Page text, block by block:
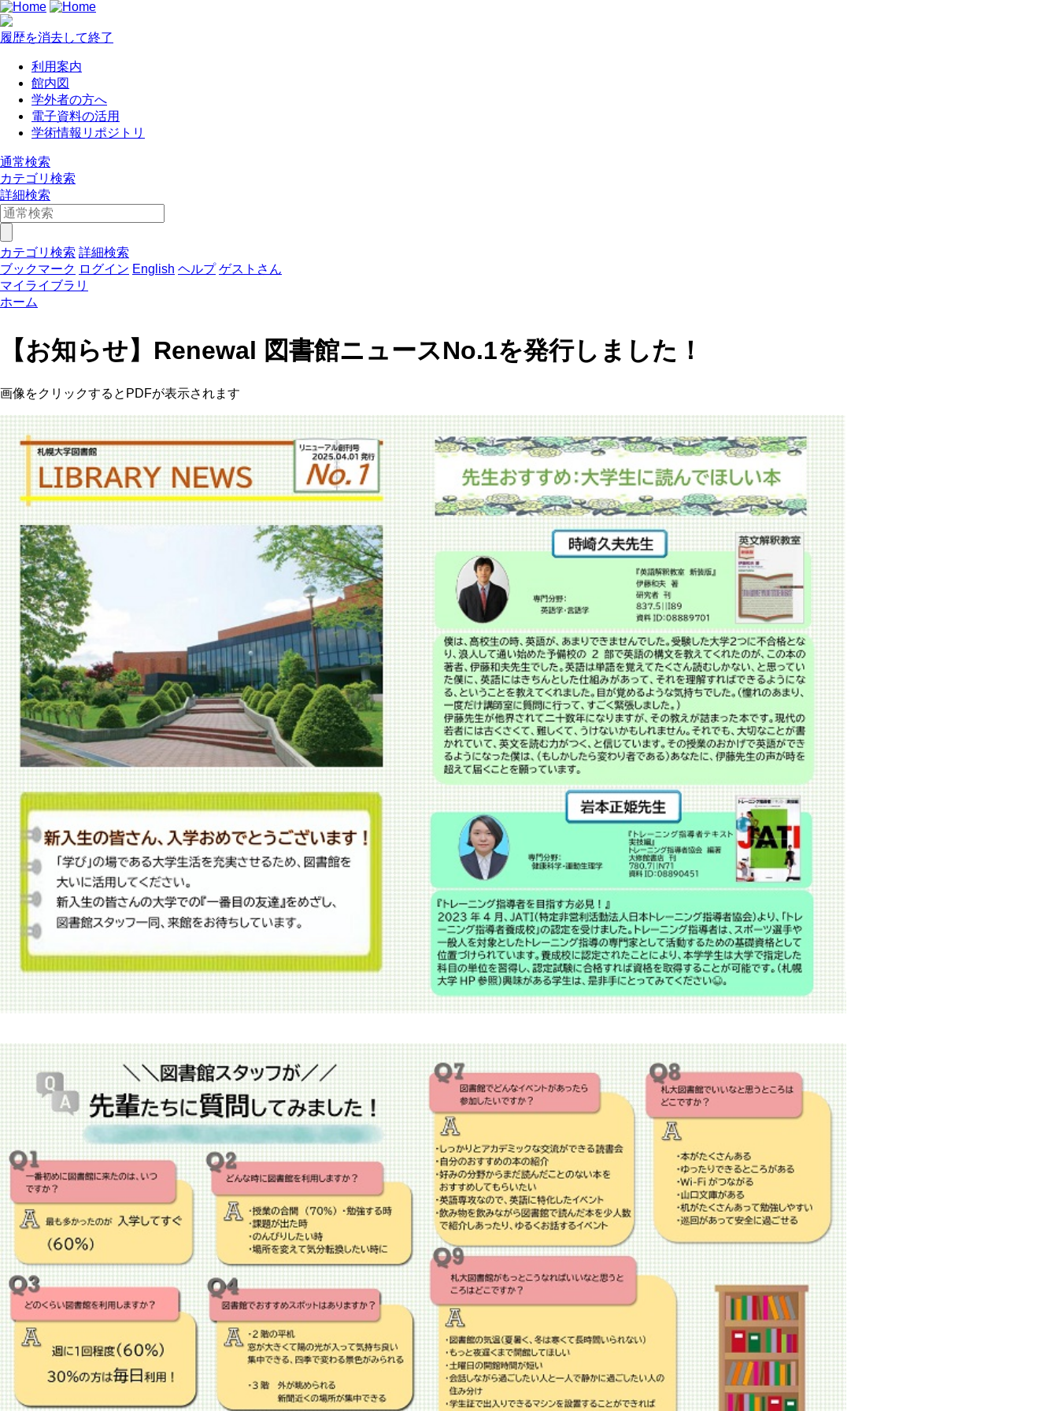
履歴を消去して終了
利用案内
館内図
学外者の方へ
電子資料の活用
学術情報リポジトリ
通常検索
カテゴリ検索
詳細検索
カテゴリ検索 詳細検索
ブックマーク ログイン English ヘルプ ゲストさん
マイライブラリ
ホーム
【お知らせ】Renewal 図書館ニュースNo.1を発行しました！
画像をクリックするとPDFが表示されます